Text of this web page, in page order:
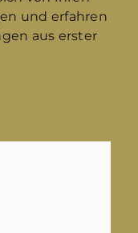
und erfahren
aus erster